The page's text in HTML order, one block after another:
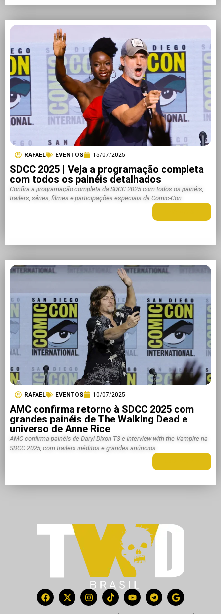
RAFAEL EVENTOS 15/07/2025
SDCC 2025 | Veja a programação completa
com todos os painéis detalhados
Confira a programação completa da SDCC 2025 com todos os painéis,
trailers, séries, filmes e participações especiais da Comic-Con.
RAFAEL EVENTOS 10/07/2025
AMC confirma retorno à SDCC 2025 com
grandes painéis de The Walking Dead e
universo de Anne Rice
AMC confirma painéis de Daryl Dixon T3 e Interview with the Vampire na
SDCC 2025, com trailers inéditos e grandes anúncios.